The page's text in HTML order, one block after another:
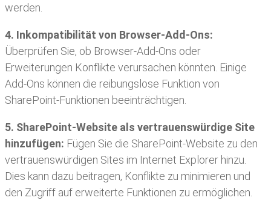
werden.
4. Inkompatibilität von Browser-Add-Ons:
Überprüfen Sie, ob Browser-Add-Ons oder
Erweiterungen Konflikte verursachen könnten. Einige
Add-Ons können die reibungslose Funktion von
SharePoint-Funktionen beeinträchtigen.
5. SharePoint-Website als vertrauenswürdige Site
hinzufügen: Fügen Sie die SharePoint-Website zu den
vertrauenswürdigen Sites im Internet Explorer hinzu.
Dies kann dazu beitragen, Konflikte zu minimieren und
den Zugriff auf erweiterte Funktionen zu ermöglichen.